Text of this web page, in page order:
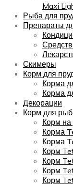
Maxi
Рыба для
Препараты
Скимеры
Корм для
Корма
Корма
Декорации
Корм для рыб
Корм на
Корма
Корма
Корм
Корм
Корм
Корм